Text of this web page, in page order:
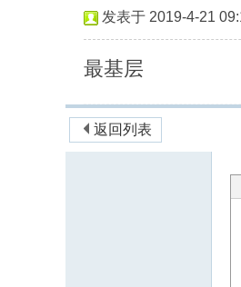
发表于 2019-4-21
最基层
返回列表